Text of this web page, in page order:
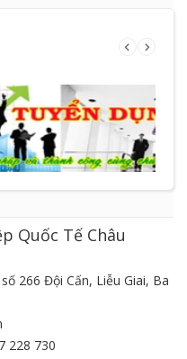
Quốc Tế Châu
266 Đội Cấn, Liễu Giai, Ba
228 730